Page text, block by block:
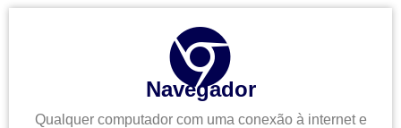
Navegador
Qualquer computador com uma conexão à internet e